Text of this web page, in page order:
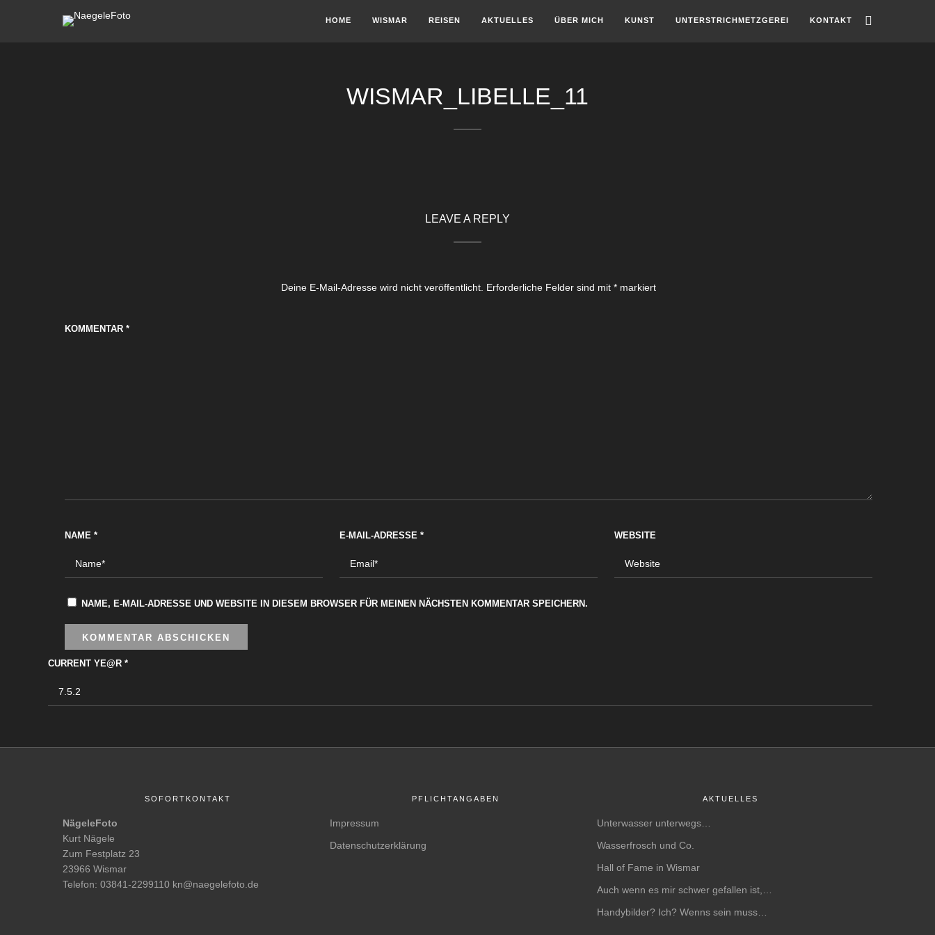
HOME WISMAR REISEN AKTUELLES ÜBER MICH KUNST UNTERSTRICHMETZGEREI KONTAKT
WISMAR_LIBELLE_11
LEAVE A REPLY
Deine E-Mail-Adresse wird nicht veröffentlicht. Erforderliche Felder sind mit *markiert
KOMMENTAR *
NAME * E-MAIL-ADRESSE * WEBSITE
NAME, E-MAIL-ADRESSE UND WEBSITE IN DIESEM BROWSER FÜR MEINEN NÄCHSTEN KOMMENTAR SPEICHERN.
CURRENT YE@R *
SOFORTKONTAKT
NägeleFoto
Kurt Nägele
Zum Festplatz 23
23966 Wismar
Telefon: 03841-2299110 kn@naegelefoto.de
PFLICHTANGABEN
Impressum
Datenschutzerklärung
AKTUELLES
Unterwasser unterwegs…
Wasserfrosch und Co.
Hall of Fame in Wismar
Auch wenn es mir schwer gefallen ist,…
Handybilder? Ich? Wenns sein muss…